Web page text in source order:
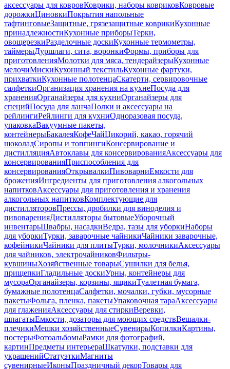
аксессуары для ковровКоврики, наборы ковриковКовровые
дорожкиЦиновкиПокрытия напольные
тафтинговыеЗащитные, грязезащитные коврикиКухонные
принадлежностиКухонные приборыТерки,
овощерезкиРазделочные доскиКухонные термометры,
таймерыДуршлаги, сита, воронкиФормы, приборы для
приготовленияМолотки для мяса, тендерайзерыКухонные
мелочиМискиКухонный текстильКухонные фартуки,
прихваткиКухонные полотенцаСкатерти, сервировочные
салфеткиОрганизация хранения на кухнеПосуда для
храненияОрганайзеры для кухниОрганайзеры для
специйПосуда для ланчаПолки и аксессуары на
рейлингиРейлинги для кухниОдноразовая посуда,
упаковкаВакуумные пакеты,
контейнерыБакалеяКофеЧайЦикорий, какао, горячий
шоколадСиропы и топпингиКонсервирование и
дистилляцияАвтоклавы для консервированияАксессуары для
консервированияПриспособления для
консервированияОткрывалкиПивоварниЕмкости для
броженияИнгредиенты для приготовления алкогольных
напитковАксессуары для приготовления и хранения
алкогольных напитковКомплектующие для
дистилляторовПрессы, дробилки для виноделия и
пивоваренияДистилляторы бытовыеУборочный
инвентарьШвабры, насадкиВедра, тазы для уборкиНаборы
для уборкиТурки, заварочные чайникиЧайники заварочные,
кофейникиЧайники для плитыТурки, молочникиАксессуары
для чайников, электрочайниковФильтры-
кувшиныХозяйственные товарыСушилки для белья,
прищепкиГладильные доскиУрны, контейнеры для
мусораОрганайзеры, корзины, ящикиТуалетная бумага,
бумажные полотенцаСалфетки, мочалки, губки, мусорные
пакетыФольга, пленка, пакетыУпаковочная тараАксессуары
для глаженияАксессуары для стиркиВеревки,
шпагатыЕмкости, дозаторы для моющих средствВешалки-
плечикиМешки хозяйственныеСувенирыКопилкиКартины,
постерыФотоальбомыРамки для фотографий,
картинПредметы интерьераШкатулки, подставки для
украшенийСтатуэткиМагниты
сувенирныеИконыПраздничный декорТовары для